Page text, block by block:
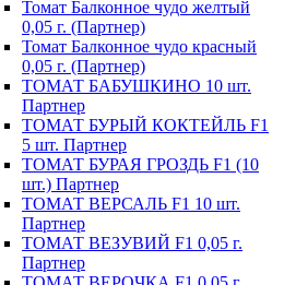
Томат Балконное чудо желтый
0,05 г. (Партнер)
Томат Балконное чудо красный
0,05 г. (Партнер)
ТОМАТ БАБУШКИНО 10 шт.
Партнер
ТОМАТ БУРЫЙ КОКТЕЙЛЬ F1
5 шт. Партнер
ТОМАТ БУРАЯ ГРОЗДЬ F1 (10
шт.) Партнер
ТОМАТ ВЕРСАЛЬ F1 10 шт.
Партнер
ТОМАТ ВЕЗУВИЙ F1 0,05 г.
Партнер